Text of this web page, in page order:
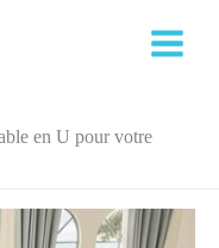
en U pour votre